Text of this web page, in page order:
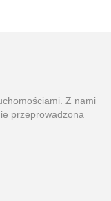
Z nami
przeprowadzona